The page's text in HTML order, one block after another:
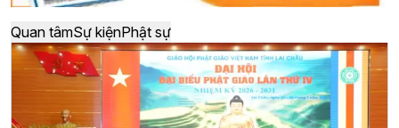
Quan tâmSự kiệnPhật sự